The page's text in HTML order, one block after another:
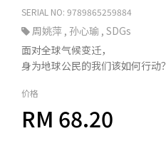
SERIAL NO: 9789865259884
周姚萍 , 孙心瑜 , SDGs
面对全球气候变迁，
身为地球公民的我们该如何行动？
价格
RM 68.20